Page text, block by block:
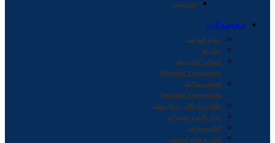
فنداسیون
محصولات
صنایع آموزشی
ربات ها
قطعات الکترونیک
Electronic Components
قطعات مکانیک
Mechanic Components
خلاقیت اریگامی و کاردستی
ابزار آلات و تجهیزات
اقلام مصرفی
کتاب و منابع آموزشی